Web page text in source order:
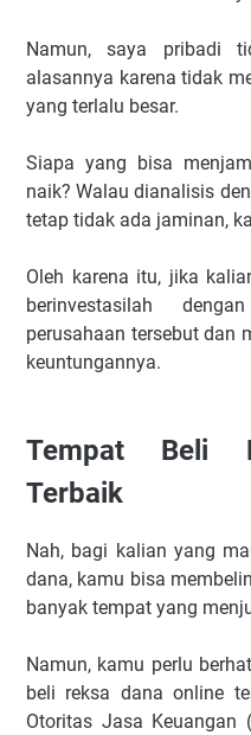
Namun, saya pribadi
alasannya karena tidak
yang terlalu besar.
Siapa yang bisa
naik? Walau dianalisis
tetap tidak ada jaminan,
Oleh karena itu, jika
berinvestasilah
perusahaan tersebut dan
keuntungannya.
Tempat Beli
Terbaik
Nah, bagi kalian yang
dana, kamu bisa
banyak tempat yang
Namun, kamu perlu
beli reksa dana online
Otoritas Jasa Keuangan